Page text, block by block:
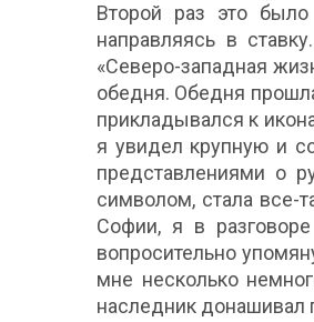
Второй раз это
направляясь в
«Северо-западная
обедня. Обедня
прикладывался к
я увидел крупную и
представлениями о
символом, стала все-
Софии, я в
вопросительно
мне несколько
наследник донашивал